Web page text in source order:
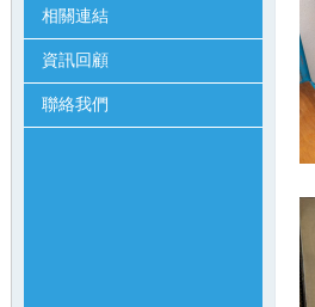
相關連結
資訊回顧
聯絡我們